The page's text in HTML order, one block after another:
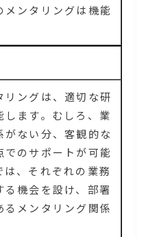
ンタリングは機能
ングは、適切な研
ます。むしろ、業
ない分、客観的な
のサポートが可能
、それぞれの業務
機会を設け、部署
メンタリング関係